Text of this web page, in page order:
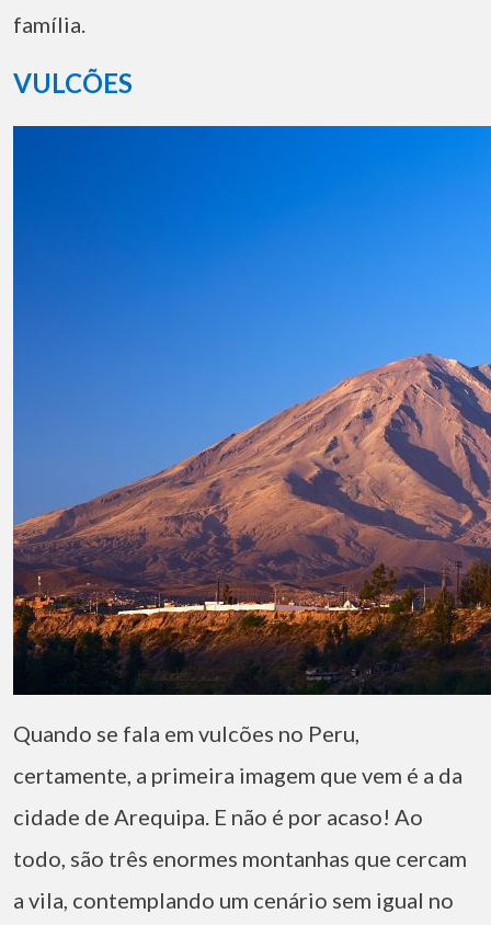
família.
VULCÕES
Quando se fala em vulcões no Peru,
certamente, a primeira imagem que vem é a da
cidade de Arequipa. E não é por acaso! Ao
todo, são três enormes montanhas que cercam
a vila, contemplando um cenário sem igual no